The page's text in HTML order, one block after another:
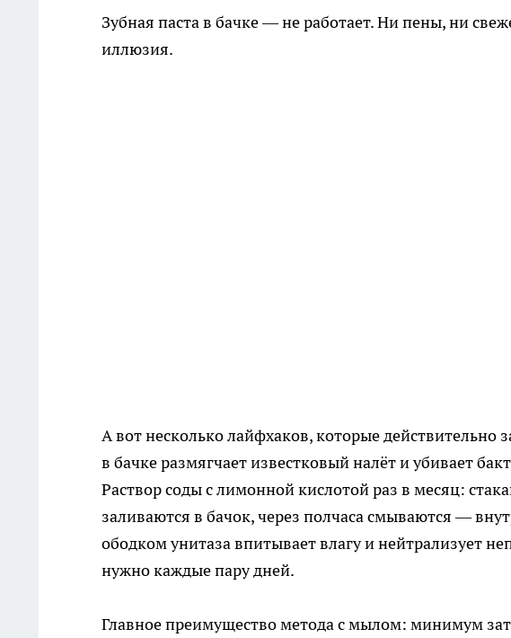
Зубная паста в бачке — не работает. Ни пены, ни
иллюзия.
А вот несколько лайфхаков, которые
в бачке размягчает известковый налёт и убивает
Раствор соды с лимонной кислотой раз в месяц:
заливаются в бачок, через полчаса смываются —
ободком унитаза впитывает влагу и нейтрализует
нужно каждые пару дней.
Главное преимущество метода с мылом: минимум